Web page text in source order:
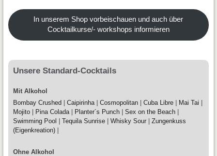
In unserem Shop vorbeischauen und auch über
Cocktailkurse/- workshops informieren
Unsere Standard-Cocktails
Mit Alkohol
Bombay Crushed
Caipirinha| Cosmopolitan| Cuba Libre| Mai Tai
Mojito| Pina Colada| Planter´s Punch| Sex on the Beach|
Swimming Pool
Tequila Sunrise| Whisky Sour| Zungenkuss
(Eigenkreation)|
Ohne Alkohol